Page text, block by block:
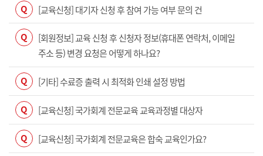
Q [교육신청] 대기자 신청 후 참여 가능 여부 문의 건
Q
[회원정보] 교육 신청 후 신청자 정보(휴대폰 연락처, 이메일
주소 등) 변경 요청은 어떻게 하나요?
Q [기타] 수료증 출력 시 최적화 인쇄 설정 방법
Q [교육신청] 국가회계 전문교육 교육과정별 대상자
Q [교육신청] 국가회계 전문교육은 합숙 교육인가요?